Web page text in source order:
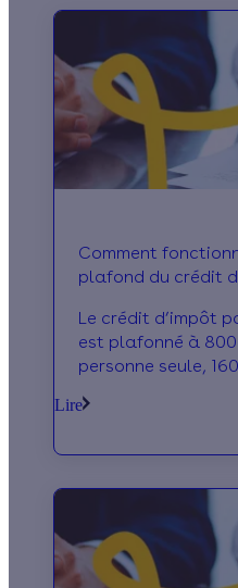
Comment
plafond du crédit
Le crédit d’impôt
est plafonné à
personne seule,
charge
Lire